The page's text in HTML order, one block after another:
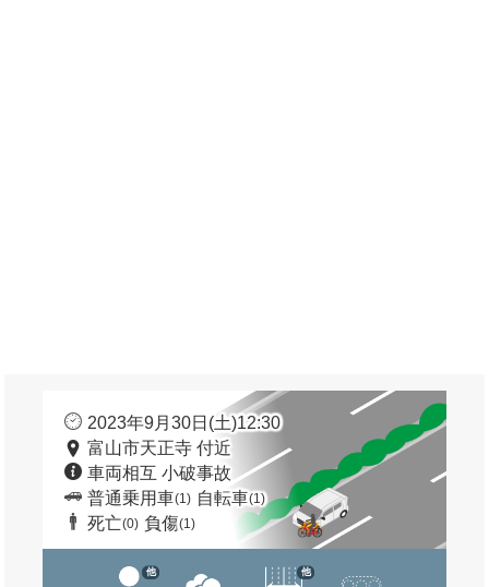
2023年9月30日(土)12:30
富山市天正寺 付近
車両相互 小破事故
普通乗用車(1) 自転車(1)
死亡(0) 負傷(1)
他 他